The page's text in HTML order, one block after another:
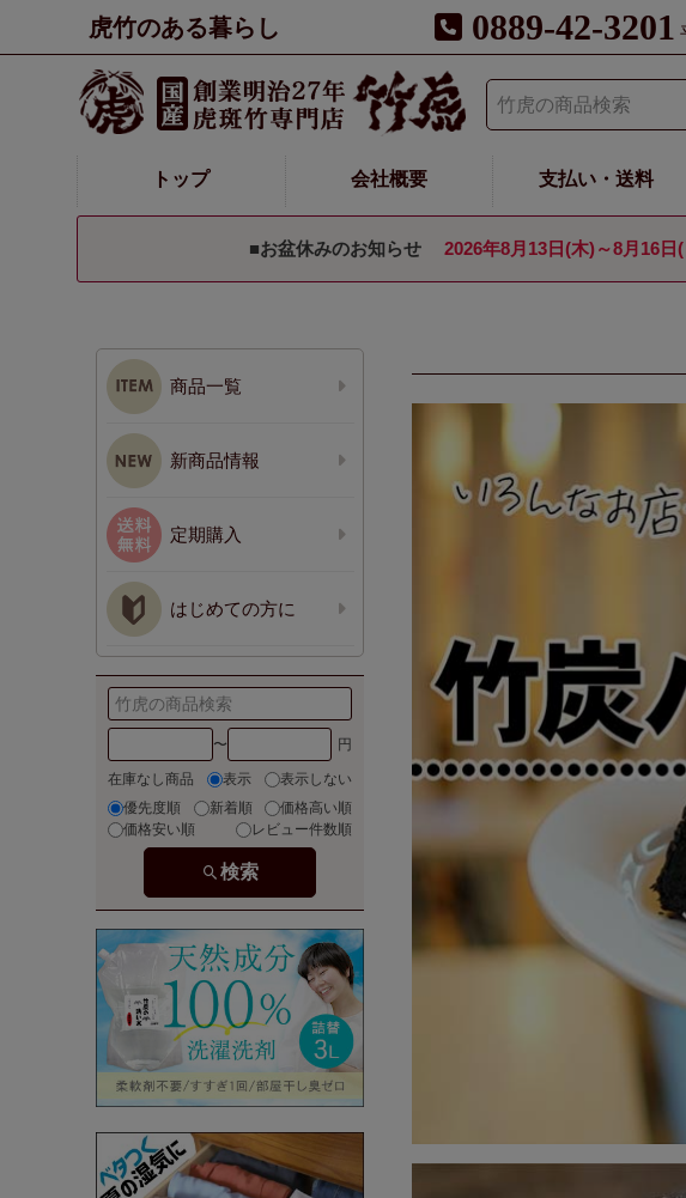
虎竹のある暮らし 0889-42-3201
トップ 会社概要 支払い・送料
■お盆休みのお知らせ 2026年8月13日(木)～8月16日
商品一覧
新商品情報
定期購入
はじめての方に
〜
在庫なし商品 表示
表示しない
優先度順
新着順
価格高い順
価格安い順
レビュー件数順
検索